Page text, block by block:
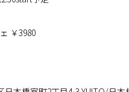
￥3980